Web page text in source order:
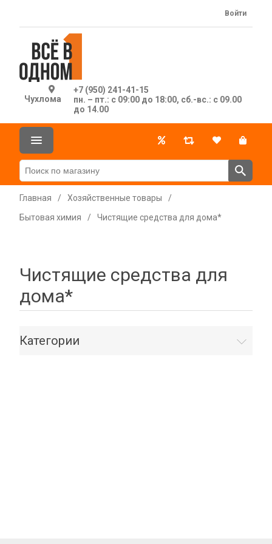
Чухлома
+7 (950) 241-41-15
пн. – пт.: с 09:00 до 18:00, сб.-вс.: с 09.00
до 14.00
Войти
Главная / Хозяйственные товары
/
Бытовая химия
/ Чистящие средства для дома*
Чистящие средства для
дома*
Категории